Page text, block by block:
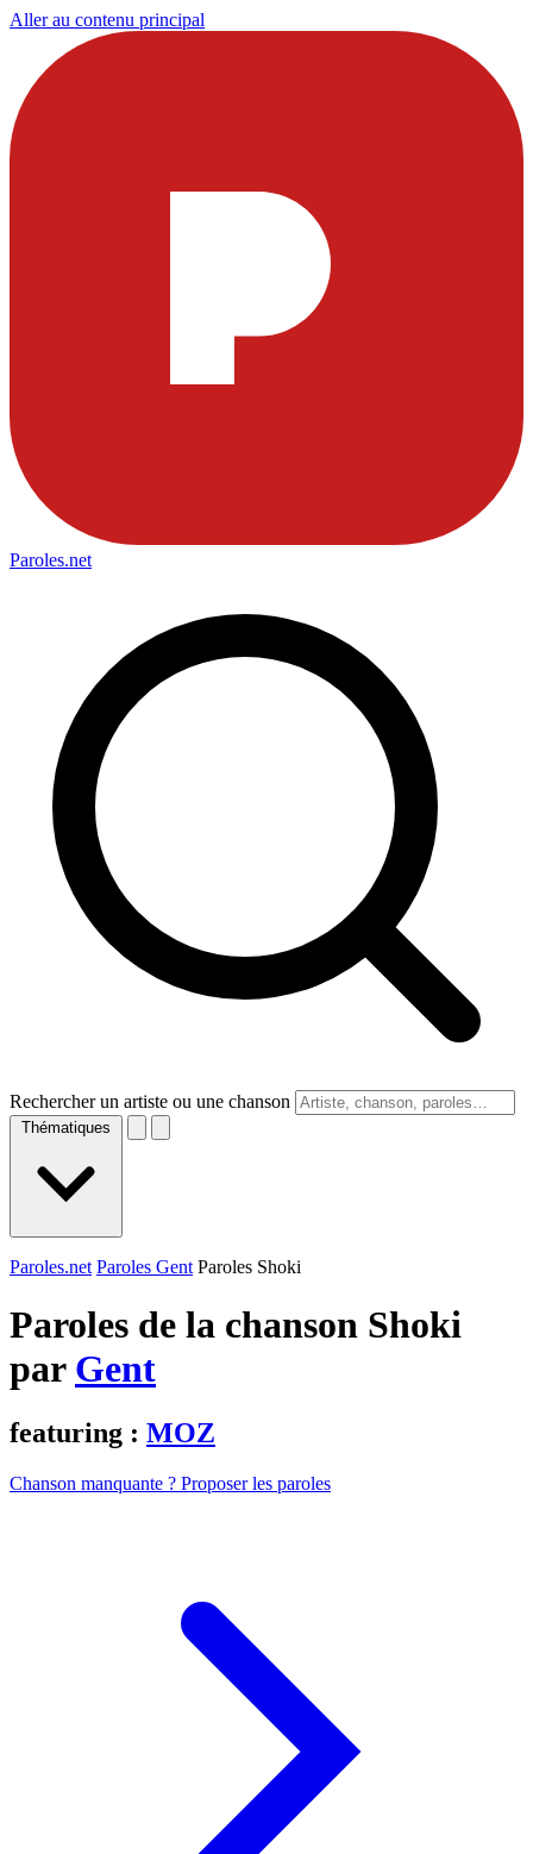
Aller au contenu principal
Paroles.net
Rechercher un artiste ou une chanson
Thématiques
Paroles.net Paroles Gent Paroles Shoki
Paroles de la chanson Shoki
par Gent
featuring : MOZ
Chanson manquante ? Proposer les paroles